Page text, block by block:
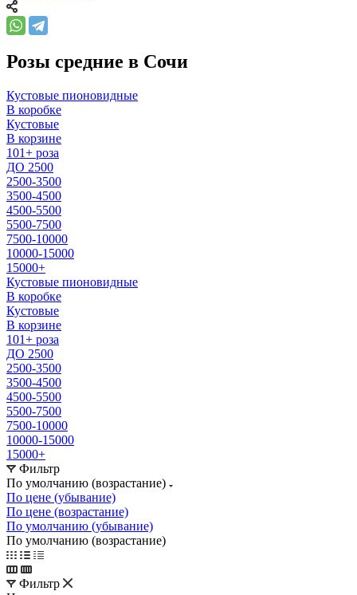
Розы средние в Сочи
Кустовые пионовидные
В коробке
Кустовые
В корзине
101+ роза
ДО 2500
2500-3500
3500-4500
4500-5500
5500-7500
7500-10000
10000-15000
15000+
Кустовые пионовидные
В коробке
Кустовые
В корзине
101+ роза
ДО 2500
2500-3500
3500-4500
4500-5500
5500-7500
7500-10000
10000-15000
15000+
Фильтр
По умолчанию (возрастание)
По цене (убывание)
По цене (возрастание)
По умолчанию (убывание)
По умолчанию (возрастание)
Фильтр